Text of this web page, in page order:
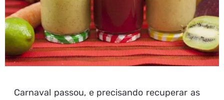
Carnaval passou, e precisando recuperar as